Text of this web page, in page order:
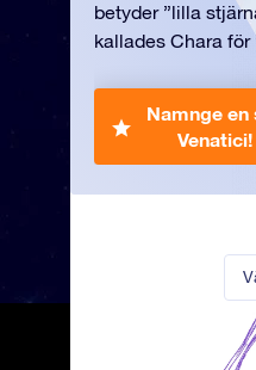
betyder ”lilla
kallades Chara för
Namnge en
Venatici!